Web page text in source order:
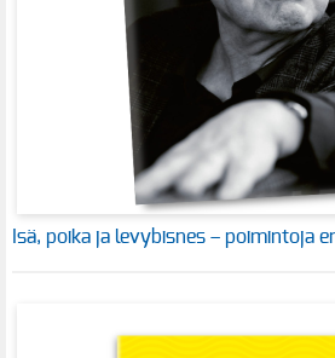
Isä, poika ja levybisnes – poimintoja